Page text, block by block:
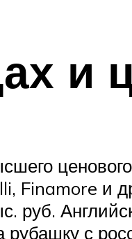
и
Finamore и
руб.
рубашку с